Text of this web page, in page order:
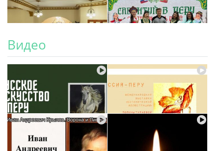
Видео